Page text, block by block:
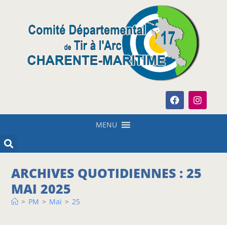
MENU
ARCHIVES QUOTIDIENNES : 25
MAI 2025
> PM > Mai > 25